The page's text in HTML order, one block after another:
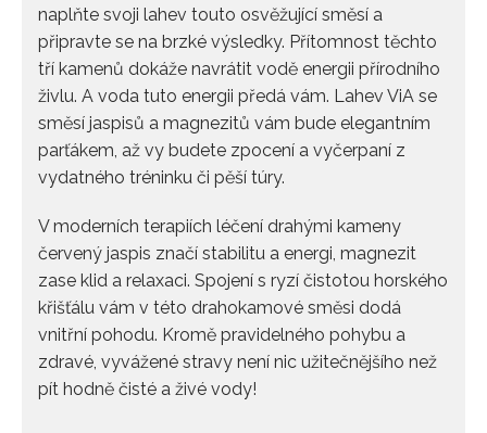
naplňte svoji lahev touto osvěžující směsí a
připravte se na brzké výsledky. Přítomnost těchto
tří kamenů dokáže navrátit vodě energii přírodního
živlu. A voda tuto energii předá vám. Lahev ViA se
směsí jaspisů a magnezitů vám bude elegantním
parťákem, až vy budete zpocení a vyčerpaní z
vydatného tréninku či pěší túry.
V moderních terapiích léčení drahými kameny
červený jaspis značí stabilitu a energi, magnezit
zase klid a relaxaci. Spojení s ryzí čistotou horského
křišťálu vám v této drahokamové směsi dodá
vnitřní pohodu. Kromě pravidelného pohybu a
zdravé, vyvážené stravy není nic užitečnějšího než
pít hodně čisté a živé vody!